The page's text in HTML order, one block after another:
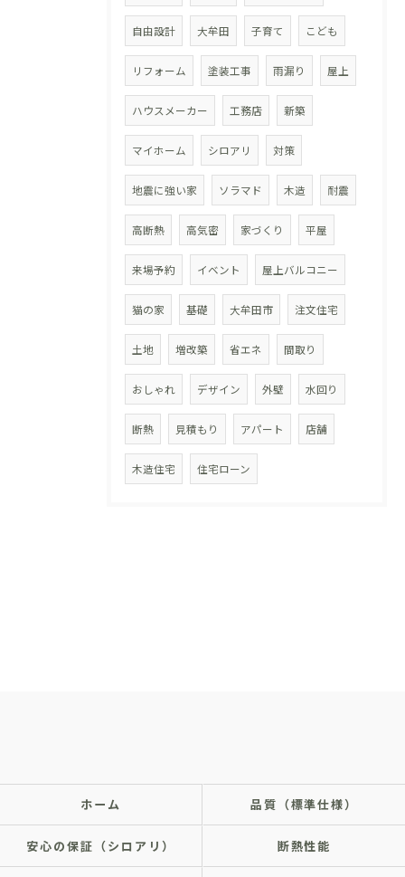
自由設計 大牟田 子育て こども
リフォーム 塗装工事 雨漏り 屋上
ハウスメーカー 工務店 新築
マイホーム シロアリ 対策
地震に強い家 ソラマド 木造 耐震
高断熱 高気密 家づくり 平屋
来場予約 イベント 屋上バルコニー
猫の家 基礎 大牟田市 注文住宅
土地 増改築 省エネ 間取り
おしゃれ デザイン 外壁 水回り
断熱 見積もり アパート 店舗
木造住宅 住宅ローン
ホーム 品質（標準仕様）
安心の保証（シロアリ） 断熱性能